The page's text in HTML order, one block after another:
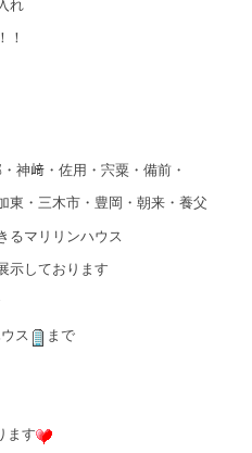
れ
！
神﨑・佐用・宍粟・備前・
東・三木市・豊岡・朝来・養父
るマリリンハウス
示しております
ス まで
ます